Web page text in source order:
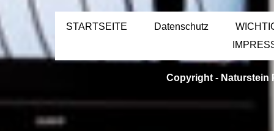
STARTSEITE Datenschutz
Copyright - Naturstein